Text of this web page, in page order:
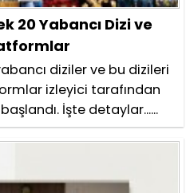
20 Yabancı Dizi ve
diziler ve bu dizileri
izleyici tarafından
İşte detaylar......